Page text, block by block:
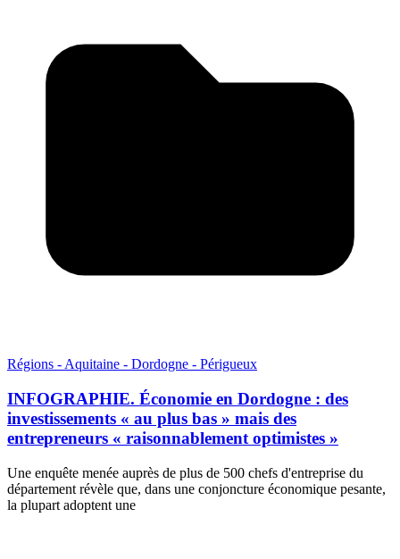
Régions - Aquitaine - Dordogne - Périgueux
INFOGRAPHIE. Économie en Dordogne : des
investissements « au plus bas » mais des
entrepreneurs « raisonnablement optimistes »
Une enquête menée auprès de plus de 500 chefs d'entreprise du
département révèle que, dans une conjoncture économique pesante,
la plupart adoptent une